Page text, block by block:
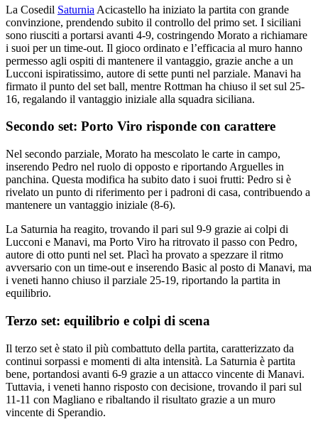
La Cosedil Saturnia Acicastello ha iniziato la partita con grande
convinzione, prendendo subito il controllo del primo set. I siciliani
sono riusciti a portarsi avanti 4-9, costringendo Morato a richiamare
i suoi per un time-out. Il gioco ordinato e l’efficacia al muro hanno
permesso agli ospiti di mantenere il vantaggio, grazie anche a un
Lucconi ispiratissimo, autore di sette punti nel parziale. Manavi ha
firmato il punto del set ball, mentre Rottman ha chiuso il set sul 25-
16, regalando il vantaggio iniziale alla squadra siciliana.
Secondo set: Porto Viro risponde con carattere
Nel secondo parziale, Morato ha mescolato le carte in campo,
inserendo Pedro nel ruolo di opposto e riportando Arguelles in
panchina. Questa modifica ha subito dato i suoi frutti: Pedro si è
rivelato un punto di riferimento per i padroni di casa, contribuendo a
mantenere un vantaggio iniziale (8-6).
La Saturnia ha reagito, trovando il pari sul 9-9 grazie ai colpi di
Lucconi e Manavi, ma Porto Viro ha ritrovato il passo con Pedro,
autore di otto punti nel set. Placì ha provato a spezzare il ritmo
avversario con un time-out e inserendo Basic al posto di Manavi, ma
i veneti hanno chiuso il parziale 25-19, riportando la partita in
equilibrio.
Terzo set: equilibrio e colpi di scena
Il terzo set è stato il più combattuto della partita, caratterizzato da
continui sorpassi e momenti di alta intensità. La Saturnia è partita
bene, portandosi avanti 6-9 grazie a un attacco vincente di Manavi.
Tuttavia, i veneti hanno risposto con decisione, trovando il pari sul
11-11 con Magliano e ribaltando il risultato grazie a un muro
vincente di Sperandio.